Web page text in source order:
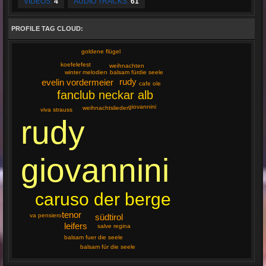
PROFILE TAG CLOUD:
rudy
giovannini
caruso der berge
fanclub neckar alb
südtirol
tenor
leifers
rudy
evelin vordermeier
weihnachtslieder
koefelefest
giovannini
viva strauss
winter melodien
weihnachten
balsam fuer die seele
balsam für die seele
balsam fürdie seele
salve regina
va pensiero
cafe ole
goldene flügel